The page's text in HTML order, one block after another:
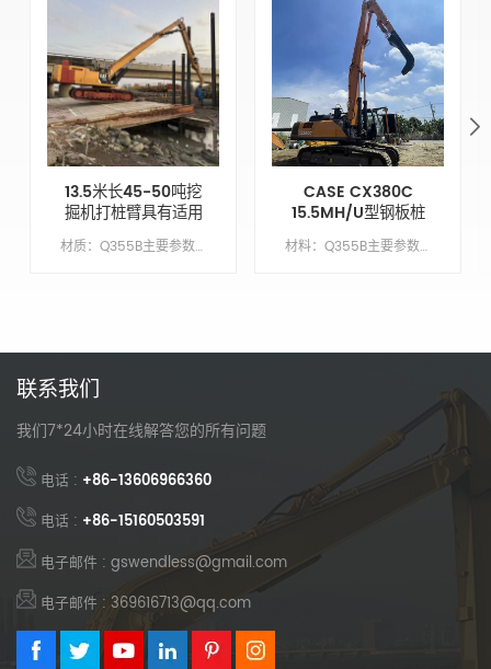
13.5米长45-50吨挖
掘机打桩臂具有适用
于Cat350的打桩深
度 材质：Q355B主要参数模型CAT350动臂长度9.6M臂长4.2米锤头臂XM手臂油缸类型外贸类型（国外）配重X吨
CASE CX380C
15.5MH/U型钢板桩
围堰驱动臂 材料：Q355B主要参数模型CX380C繁荣长度10.5 米臂长5米臂缸类型外贸类型（外国）配重7吨
联系我们
我们7*24小时在线解答您的所有问题
电话 : +86-13606966360
电话 : +86-15160503591
电子邮件 : gswendless@gmail.com
电子邮件 : 369616713@qq.com